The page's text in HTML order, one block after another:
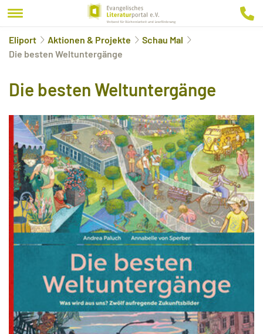
Eliport Aktionen & Projekte
Schau Mal
Die besten Weltuntergänge
Die besten Weltuntergänge